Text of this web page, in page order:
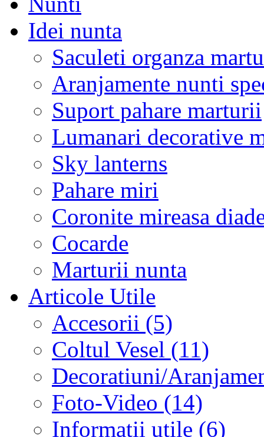
Idei nunta
Saculeti organza
Aranjamente nunti
Suport pahare marturii
Lumanari decorative
Sky lanterns
Pahare miri
Coronite mireasa
Cocarde
Marturii nunta
Articole Utile
Accesorii (5)
Coltul Vesel (11)
Decoratiuni/
Foto-Video (14)
Informatii utile (6)